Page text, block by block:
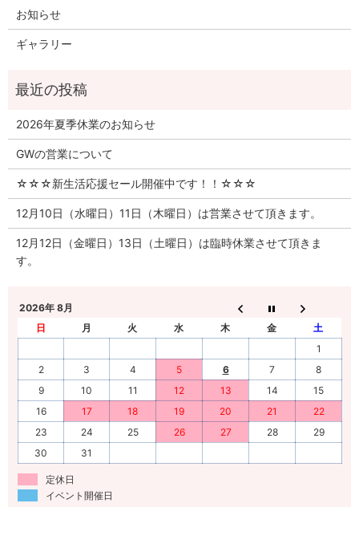
お知らせ
ギャラリー
2026年夏季休業のお知らせ
GWの営業について
☆☆☆新生活応援セール開催中です！！☆☆☆
12月10日（水曜日）11日（木曜日）は営業させて頂きます。
12月12日（金曜日）13日（土曜日）は臨時休業させて頂きま
す。
2026年 8月
日
月 火 水 木 金
土
1
2
3 4 5 6 7
8
9
10 11 12 13 14
15
16
17 18 19 20 21
22
23
24 25 26 27 28
29
30
31
定休日
イベント開催日